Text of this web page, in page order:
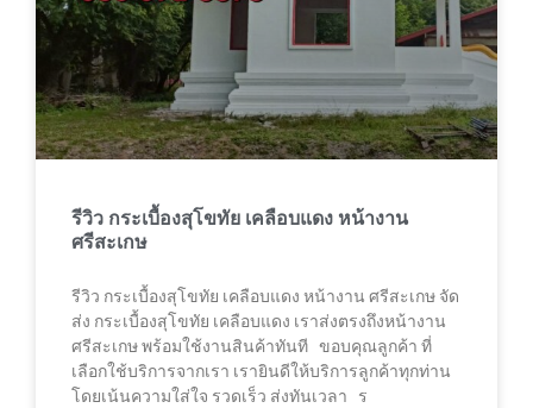
รีวิว กระเบื้องสุโขทัย เคลือบแดง หน้างาน
ศรีสะเกษ
รีวิว กระเบื้องสุโขทัย เคลือบแดง หน้างาน ศรีสะเกษ จัด
ส่ง กระเบื้องสุโขทัย เคลือบแดง เราส่งตรงถึงหน้างาน
ศรีสะเกษ พร้อมใช้งานสินค้าทันที ขอบคุณลูกค้า ที่
เลือกใช้บริการจากเรา เรายินดีให้บริการลูกค้าทุกท่าน
โดยเน้นความใส่ใจ รวดเร็ว ส่งทันเวลา ร